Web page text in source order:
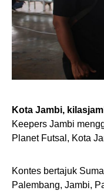
Kota Jambi,
Keepers Jambi
Planet Futsal, Kota
Kontes bertajuk
Palembang, Jambi,